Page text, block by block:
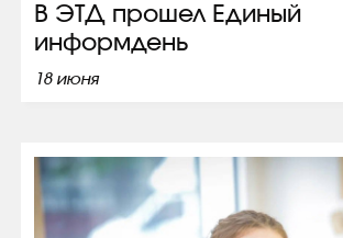
В ЭТД прошел Единый
информдень
18 июня